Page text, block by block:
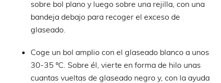
sobre bol plano y luego sobre una rejilla, con una
bandeja debajo para recoger el exceso de
glaseado.
Coge un bol amplio con el glaseado blanco a unos
30-35 ºC. Sobre él, vierte en forma de hilo unas
cuantas vueltas de glaseado negro y, con la ayuda